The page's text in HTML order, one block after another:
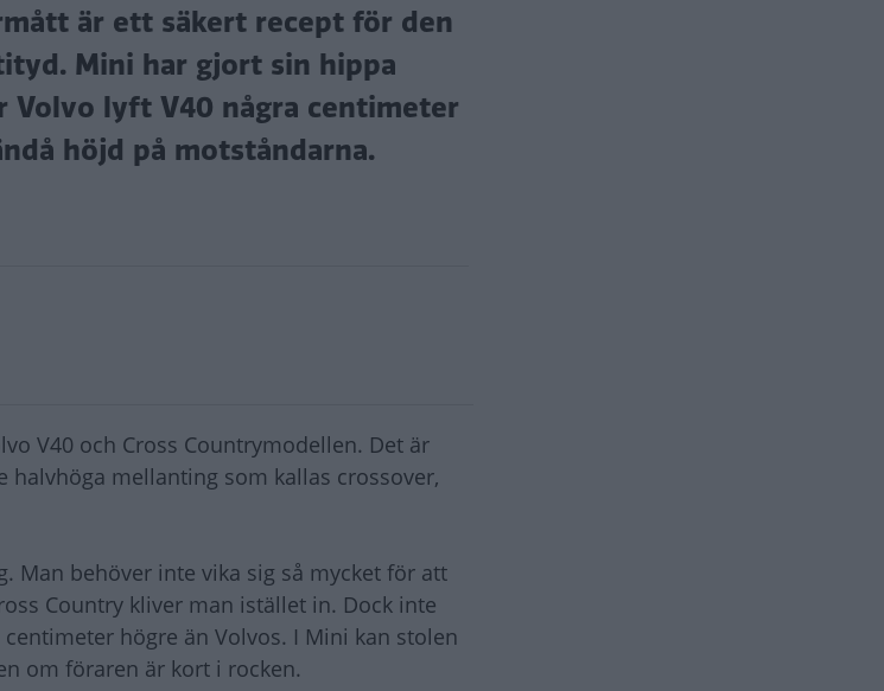
är ett säkert recept för den
Mini har gjort sin hippa
Volvo lyft V40 några centimeter
höjd på motståndarna.
V40 och Cross Countrymodellen. Det är
halvhöga mellanting som kallas crossover,
Man behöver inte vika sig så mycket för att
Country kliver man istället in. Dock inte
högre än Volvos. I Mini kan stolen
om föraren är kort i rocken.